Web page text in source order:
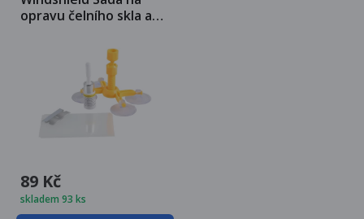
opravu čelního skla a
89 Kč
skladem 93 ks